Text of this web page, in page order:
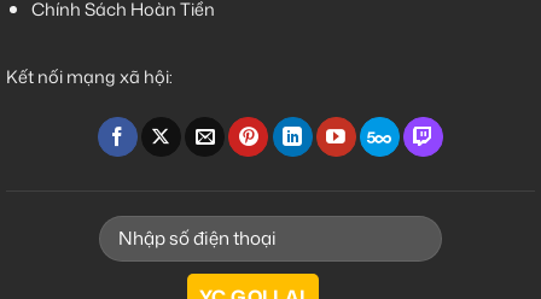
Chính Sách Hoàn Tiền
Kết nối mạng xã hội: